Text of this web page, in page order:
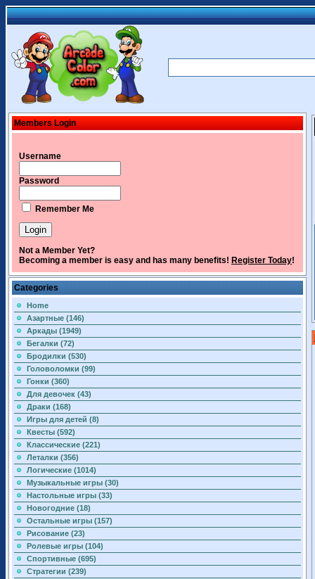
Members Login
Username
Password
Remember Me
Not a Member Yet?
Becoming a member is easy and has many benefits! Register Today!
Categories
Home
Азартные (146)
Аркады (1949)
Бегалки (72)
Бродилки (530)
Головоломки (99)
Гонки (360)
Для девочек (43)
Драки (168)
Игры для детей (8)
Квесты (592)
Классические (221)
Леталки (356)
Логические (1014)
Музыкальные игры (30)
Настольные игры (33)
Новогодние (18)
Остальные игры (157)
Рисование (23)
Ролевые игры (104)
Спортивные (695)
Стратегии (239)